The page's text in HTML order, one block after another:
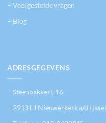
– Veel gestelde vragen
– Blog
ADRESGEGEVENS
– Steenbakkerij 16
– 2913 LJ Nieuwerkerk a/d IJssel